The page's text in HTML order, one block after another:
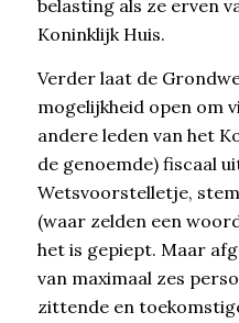
belasting als ze erven
Koninklijk Huis.
Verder laat de
mogelijkheid open om
andere leden van het
de genoemde) fiscaal
Wetsvoorstelletje,
(waar zelden een
het is gepiept. Maar
van maximaal zes
zittende en